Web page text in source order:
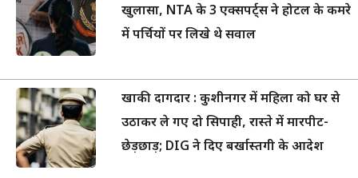
खुलासा, NTA के 3 एक्सपर्ट्स ने होटल के कमरे
में पर्चियों पर लिखे थे सवाल
खाकी दागदार : कुशीनगर में महिला को घर से
उठाकर ले गए दो सिपाही, रास्ते में मारपीट-
छेड़छाड़; DIG ने दिए बर्खास्तगी के आदेश